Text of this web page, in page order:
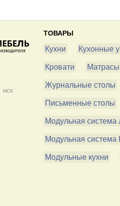
МСК
ТОВАРЫ
Кухни Кухонные
Кровати Матрасы
Журнальные столы
Письменные столы
Модульная система
Модульная система
Модульные кухни